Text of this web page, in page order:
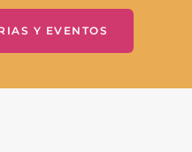
Y EVENTOS